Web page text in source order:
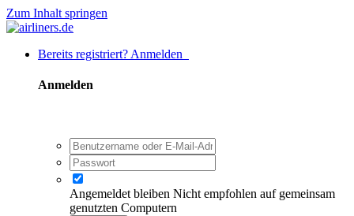
Zum Inhalt springen
Bereits registriert? Anmelden
Anmelden
Angemeldet bleiben Nicht empfohlen auf gemeinsam
genutzten Computern